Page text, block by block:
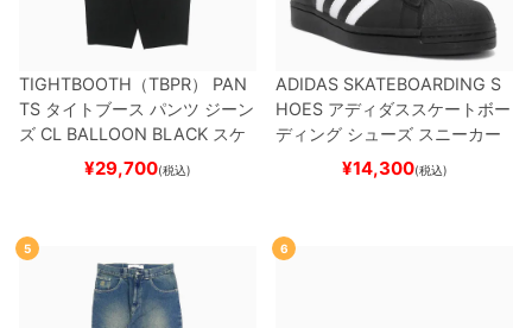
TIGHTBOOTH（TBPR） PAN
TS タイトブース パンツ ジーン
ズ CL BALLOON BLACK スケ
ートボード スケボー
¥29,700(税込)
ADIDAS SKATEBOARDING S
HOES アディダススケートボー
ディング シューズ スニーカー
スーパースターSUPERSTAR A
BLACK/WHITE/WHITE
ー
¥14,300(税込)
5 6